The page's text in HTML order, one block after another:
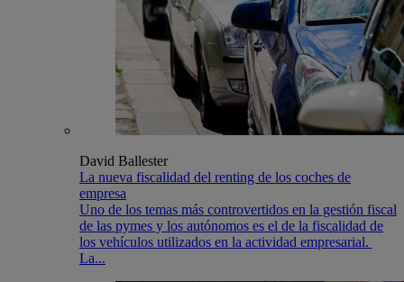
David Ballester
La nueva fiscalidad del renting de los coches de
empresa
Uno de los temas más controvertidos en la gestión fiscal
de las pymes y los autónomos es el de la fiscalidad de
los vehículos utilizados en la actividad empresarial.
La...